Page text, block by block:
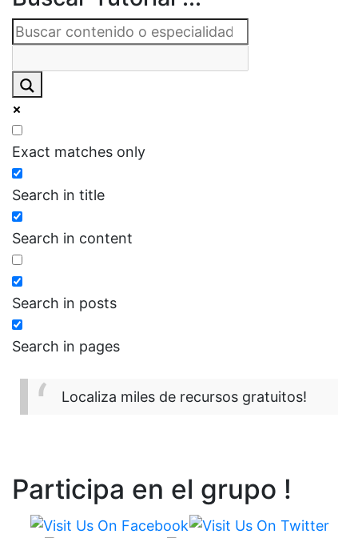
Exact matches only
Search in title
Search in content
Search in posts
Search in pages
Localiza miles de recursos gratuitos!
Participa en el grupo !